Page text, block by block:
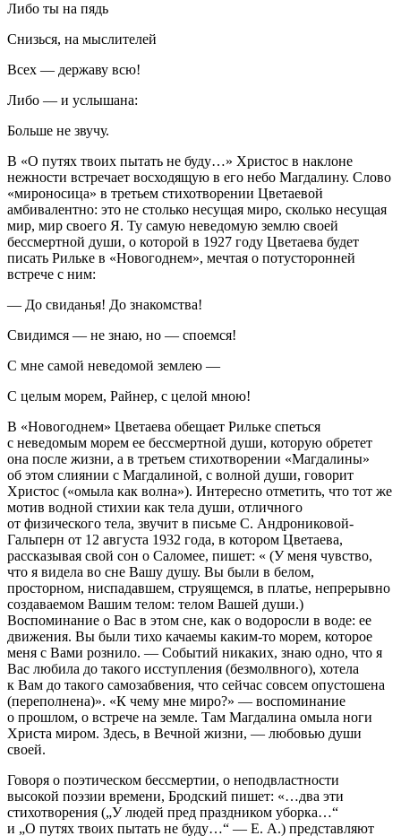
Либо ты на пядь
Снизься, на мыслителей
Всех — державу всю!
Либо — и услышана:
Больше не звучу.
В «О путях твоих пытать не буду…» Христос в наклоне
нежности встречает восходящую в его небо Магдалину. Слово
«мироносица» в третьем стихотворении Цветаевой
амбивалентно: это не столько несущая миро, сколько несущая
мир, мир своего Я. Ту самую неведомую землю своей
бессмертной души, о которой в 1927 году Цветаева будет
писать Рильке в «Новогоднем», мечтая о потусторонней
встрече с ним:
— До свиданья! До знакомства!
Свидимся — не знаю, но — споемся!
С мне самой неведомой землею —
С целым морем, Райнер, с целой мною!
В «Новогоднем» Цветаева обещает Рильке спеться
с неведомым морем ее бессмертной души, которую обретет
она после жизни, а в третьем стихотворении «Магдалины»
об этом слиянии с Магдалиной, с волной души, говорит
Христос («омыла как волна»). Интересно отметить, что тот же
мотив водной стихии как тела души, отличного
от физического тела, звучит в письме С. Андрониковой-
Гальперн от 12 августа 1932 года, в котором Цветаева,
рассказывая свой сон о Саломее, пишет: « (У меня чувство,
что я видела во сне Вашу душу. Вы были в белом,
просторном, ниспадавшем, струящемся, в платье, непрерывно
создаваемом Вашим телом: телом Вашей души.)
Воспоминание о Вас в этом сне, как о водоросли в воде: ее
движения. Вы были тихо качаемы каким-то морем, которое
меня с Вами рознило. — Событий никаких, знаю одно, что я
Вас любила до такого исступления (безмолвного), хотела
к Вам до такого самозабвения, что сейчас совсем опустошена
(переполнена)». «К чему мне миро?» — воспоминание
о прошлом, о встрече на земле. Там Магдалина омыла ноги
Христа миром. Здесь, в Вечной жизни, — любовью души
своей.
Говоря о поэтическом бессмертии, о неподвластности
высокой поэзии времени, Бродский пишет: «…два эти
стихотворения („У людей пред праздником уборка…“
и „О путях твоих пытать не буду…“ — Е. А.) представляют